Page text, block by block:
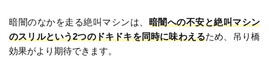
暗闇のなかを走る絶叫マシンは、 暗闇への不安と絶叫マシン
のスリルという2つのドキドキを同時に味わえるため、吊り橋
効果がより期待できます。